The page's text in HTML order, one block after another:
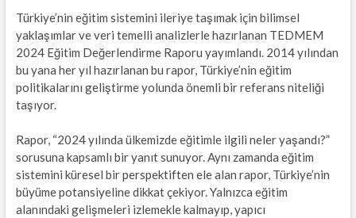
Türkiye’nin eğitim sistemini ileriye taşımak için bilimsel
yaklaşımlar ve veri temelli analizlerle hazırlanan TEDMEM
2024 Eğitim Değerlendirme Raporu yayımlandı. 2014 yılından
bu yana her yıl hazırlanan bu rapor, Türkiye’nin eğitim
politikalarını geliştirme yolunda önemli bir referans niteliği
taşıyor.
Rapor, “2024 yılında ülkemizde eğitimle ilgili neler yaşandı?”
sorusuna kapsamlı bir yanıt sunuyor. Aynı zamanda eğitim
sistemini küresel bir perspektiften ele alan rapor, Türkiye’nin
büyüme potansiyeline dikkat çekiyor. Yalnızca eğitim
alanındaki gelişmeleri izlemekle kalmayıp, yapıcı